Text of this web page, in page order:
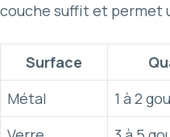
couche suffit et permet
Surface
Métal
1 à 2